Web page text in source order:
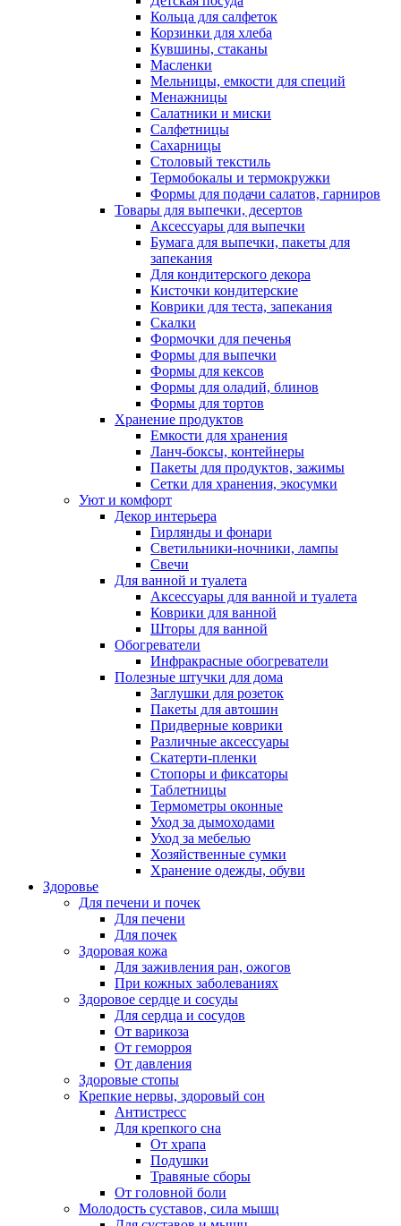
Кольца для салфеток
Корзинки для хлеба
Кувшины, стаканы
Масленки
Мельницы, емкости для специй
Менажницы
Салатники и миски
Салфетницы
Сахарницы
Столовый текстиль
Термобокалы и термокружки
Формы для подачи салатов, гарниров
Товары для выпечки, десертов
Аксессуары для выпечки
Бумага для выпечки, пакеты для
запекания
Для кондитерского декора
Кисточки кондитерские
Коврики для теста, запекания
Скалки
Формочки для печенья
Формы для выпечки
Формы для кексов
Формы для оладий, блинов
Формы для тортов
Хранение продуктов
Емкости для хранения
Ланч-боксы, контейнеры
Пакеты для продуктов, зажимы
Сетки для хранения, экосумки
Уют и комфорт
Декор интерьера
Гирлянды и фонари
Светильники-ночники, лампы
Свечи
Для ванной и туалета
Аксессуары для ванной и туалета
Коврики для ванной
Шторы для ванной
Обогреватели
Инфракрасные обогреватели
Полезные штучки для дома
Заглушки для розеток
Пакеты для автошин
Придверные коврики
Различные аксессуары
Скатерти-пленки
Стопоры и фиксаторы
Таблетницы
Термометры оконные
Уход за дымоходами
Уход за мебелью
Хозяйственные сумки
Хранение одежды, обуви
Здоровье
Для печени и почек
Для печени
Для почек
Здоровая кожа
Для заживления ран, ожогов
При кожных заболеваниях
Здоровое сердце и сосуды
Для сердца и сосудов
От варикоза
От геморроя
От давления
Здоровые стопы
Крепкие нервы, здоровый сон
Антистресс
Для крепкого сна
От храпа
Подушки
Травяные сборы
От головной боли
Молодость суставов, сила мышц